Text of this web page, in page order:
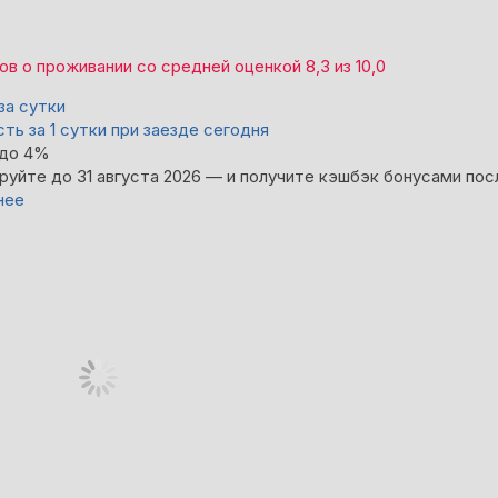
о проживании со средней оценкой 8,3 из 10,0
сутки
за 1 сутки при заезде сегодня
4%
до 31 августа 2026 — и получите кэшбэк бонусами